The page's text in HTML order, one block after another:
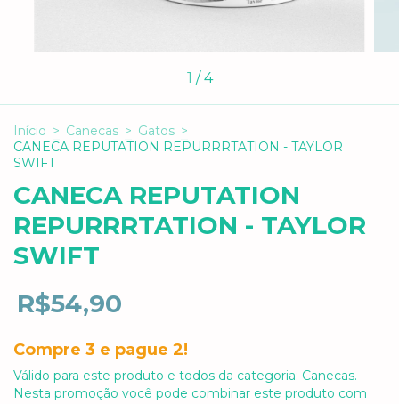
1 /4
Início > Canecas > Gatos >
CANECA REPUTATION REPURRRTATION - TAYLOR
SWIFT
CANECA REPUTATION
REPURRRTATION - TAYLOR
SWIFT
R$54,90
Compre 3 e pague 2!
Válido para este produto e todos da categoria: Canecas.
Nesta promoção você pode combinar este produto com